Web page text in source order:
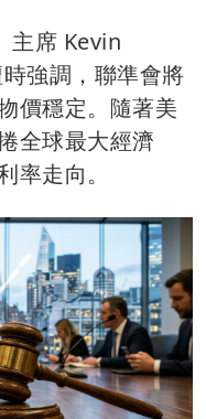
主席 Kevin
強調，聯準會將
價穩定。隨著美
全球最大經濟
率走向。